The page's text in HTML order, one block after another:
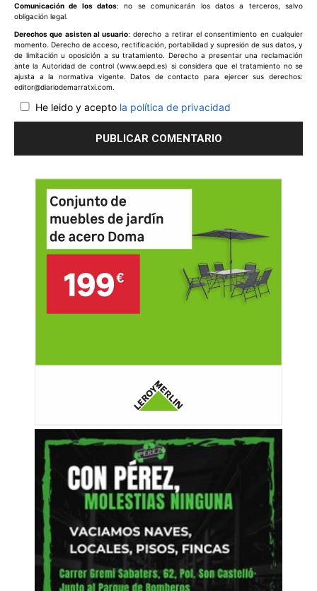
Comunicación de los datos: no se comunicarán los datos a terceros, salvo
obligación legal.
Derechos que asisten al usuario: derecho a retirar el consentimiento en cualquier
momento. Derecho de acceso, rectificación, portabilidad y supresión de sus datos, y
de limitación u oposición a su tratamiento. Derecho a presentar una reclamación
ante la Autoridad de control (www.aepd.es) si considera que el tratamiento no se
ajusta a la normativa vigente. Datos de contacto para ejercer sus derechos:
editor@diariodemarratxi.com.
He leido y acepto la política de privacidad